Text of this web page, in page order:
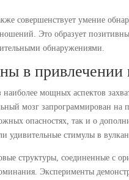
совершенствует умение
Это образует
обнаружениями.
в привлечении
наиболее мощных аспектов
мозг запрограммирован
опасностях, так и о
удивительные стимулы в
структуры, соединенные с
Эксперименты